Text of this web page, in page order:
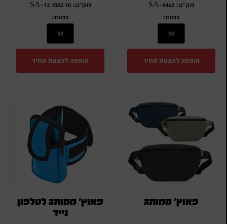
מק"ט: SA-9462
כמות:
הוספה להצעת מחיר
מק"ט: SA-12.1002.10
כמות:
הוספה להצעת מחיר
פאוץ' ממותג
פאוץ' ממותג לטלפון
נייד